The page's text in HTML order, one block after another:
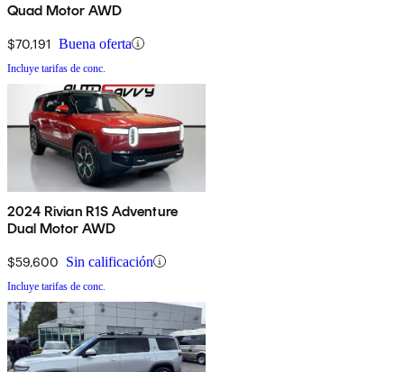
Quad Motor AWD
$70,191 Buena oferta
Incluye tarifas de conc.
2024 Rivian R1S Adventure
Dual Motor AWD
$59,600 Sin calificación
Incluye tarifas de conc.